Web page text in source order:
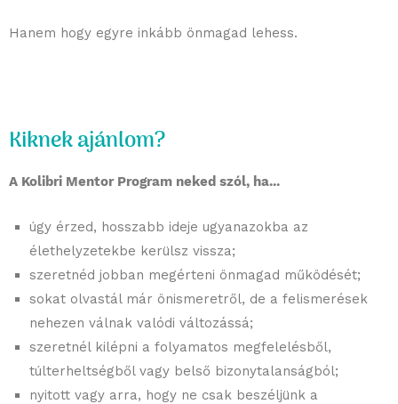
Hanem hogy egyre inkább önmagad lehess.
Kiknek ajánlom?
A Kolibri Mentor Program neked szól, ha...
úgy érzed, hosszabb ideje ugyanazokba az
élethelyzetekbe kerülsz vissza;
szeretnéd jobban megérteni önmagad működését;
sokat olvastál már önismeretről, de a felismerések
nehezen válnak valódi változássá;
szeretnél kilépni a folyamatos megfelelésből,
túlterheltségből vagy belső bizonytalanságból;
nyitott vagy arra, hogy ne csak beszéljünk a